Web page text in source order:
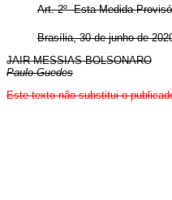
Art. 2º Esta Medida
Brasília, 30 de junho de
JAIR MESSIAS BOLSONARO
Paulo Guedes
Este texto não substitui o